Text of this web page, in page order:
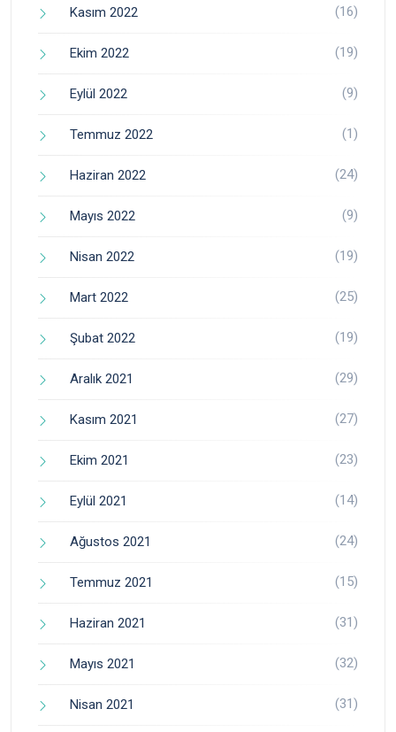
Kasım 2022 (16)
Ekim 2022 (19)
Eylül 2022 (9)
Temmuz 2022 (1)
Haziran 2022 (24)
Mayıs 2022 (9)
Nisan 2022 (19)
Mart 2022 (25)
Şubat 2022 (19)
Aralık 2021 (29)
Kasım 2021 (27)
Ekim 2021 (23)
Eylül 2021 (14)
Ağustos 2021 (24)
Temmuz 2021 (15)
Haziran 2021 (31)
Mayıs 2021 (32)
Nisan 2021 (31)